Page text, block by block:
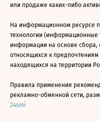
или продаже каких-либо
На информационном ресурсе
технологии (информационные
информации на основе сбора,
относящихся к
находящихся на территории
Правила применения
рекламно-обменной сети,
24smi